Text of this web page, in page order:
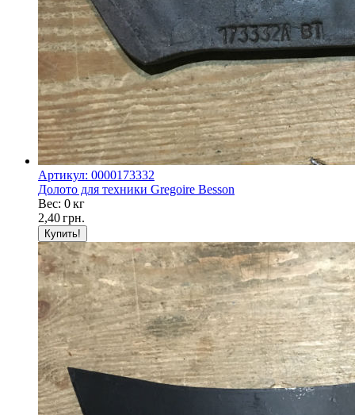
Артикул: 0000173332
Долото для техники Gregoire Besson
Вес: 0 кг
2,40грн.